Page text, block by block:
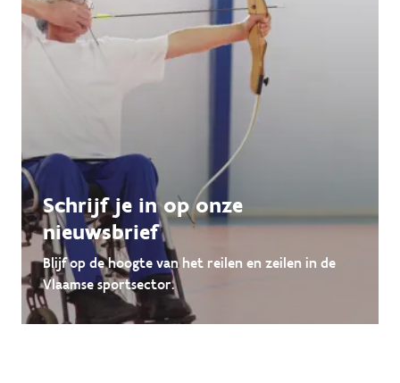
Schrijf je in op onze
nieuwsbrief
Blijf op de hoogte van het reilen en zeilen in de
Vlaamse sportsector.